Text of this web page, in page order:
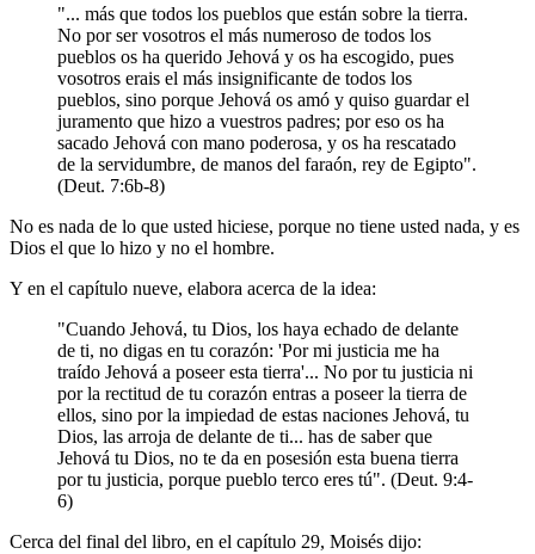
"... más que todos los pueblos que están sobre la tierra.
No por ser vosotros el más numeroso de todos los
pueblos os ha querido Jehová y os ha escogido, pues
vosotros erais el más insignificante de todos los
pueblos, sino porque Jehová os amó y quiso guardar el
juramento que hizo a vuestros padres; por eso os ha
sacado Jehová con mano poderosa, y os ha rescatado
de la servidumbre, de manos del faraón, rey de Egipto".
(Deut. 7:6b-8)
No es nada de lo que usted hiciese, porque no tiene usted nada, y es
Dios el que lo hizo y no el hombre.
Y en el capítulo nueve, elabora acerca de la idea:
"Cuando Jehová, tu Dios, los haya echado de delante
de ti, no digas en tu corazón: 'Por mi justicia me ha
traído Jehová a poseer esta tierra'... No por tu justicia ni
por la rectitud de tu corazón entras a poseer la tierra de
ellos, sino por la impiedad de estas naciones Jehová, tu
Dios, las arroja de delante de ti... has de saber que
Jehová tu Dios, no te da en posesión esta buena tierra
por tu justicia, porque pueblo terco eres tú". (Deut. 9:4-
6)
Cerca del final del libro, en el capítulo 29, Moisés dijo: